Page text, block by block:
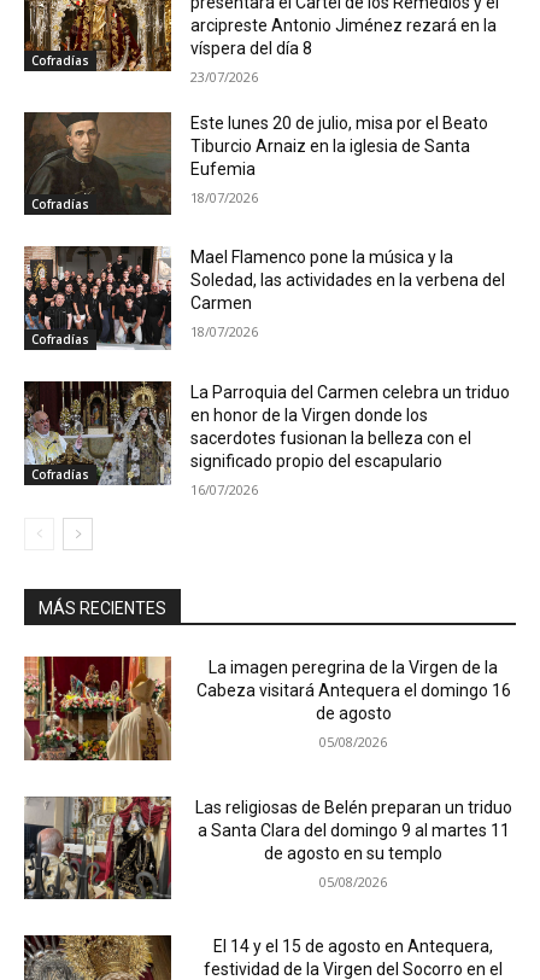
Cofradías
arcipreste Antonio Jiménez rezará en la
víspera del día 8
23/07/2026
Cofradías
Este lunes 20 de julio, misa por el Beato
Tiburcio Arnaiz en la iglesia de Santa
Eufemia
18/07/2026
Cofradías
Mael Flamenco pone la música y la
Soledad, las actividades en la verbena del
Carmen
18/07/2026
Cofradías
La Parroquia del Carmen celebra un triduo
en honor de la Virgen donde los
sacerdotes fusionan la belleza con el
significado propio del escapulario
16/07/2026
MÁS RECIENTES
La imagen peregrina de la Virgen de la
Cabeza visitará Antequera el domingo 16
de agosto
05/08/2026
Las religiosas de Belén preparan un triduo
a Santa Clara del domingo 9 al martes 11
de agosto en su templo
05/08/2026
El 14 y el 15 de agosto en Antequera,
festividad de la Virgen del Socorro en el